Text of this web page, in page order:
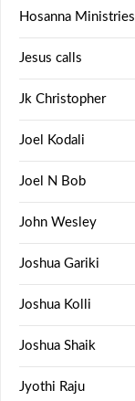
Hosanna Ministries
Jesus calls
Jk Christopher
Joel Kodali
Joel N Bob
John Wesley
Joshua Gariki
Joshua Kolli
Joshua Shaik
Jyothi Raju